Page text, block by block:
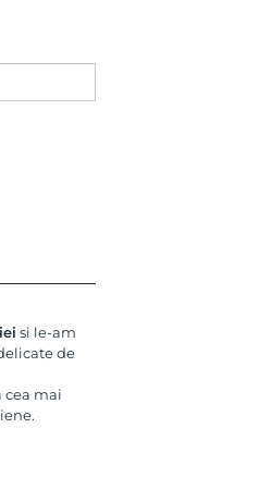
si le-am
de
cea mai